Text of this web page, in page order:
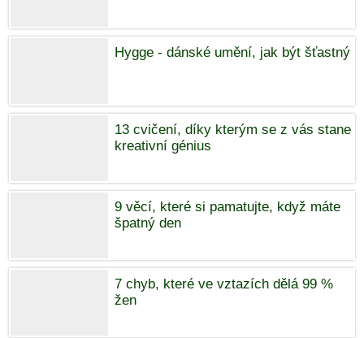
Hygge - dánské umění, jak být šťastný
13 cvičení, díky kterým se z vás stane
kreativní génius
9 věcí, které si pamatujte, když máte
špatný den
7 chyb, které ve vztazích dělá 99 %
žen